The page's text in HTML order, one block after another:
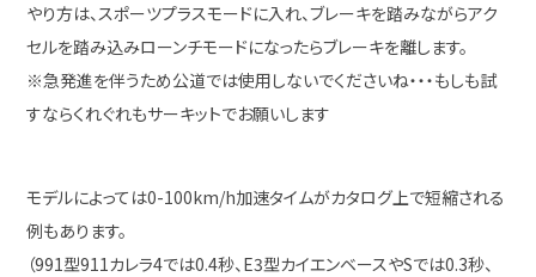
やり方は、スポーツプラスモードに入れ、ブレーキを踏みながらアク
セルを踏み込みローンチモードになったらブレーキを離します。
※急発進を伴うため公道では使用しないでくださいね・・・もしも試
すならくれぐれもサーキットでお願いします
モデルによっては0-100km/h加速タイムがカタログ上で短縮される
例もあります。
（991型911カレラ4では0.4秒、E3型カイエンベースやSでは0.3秒、